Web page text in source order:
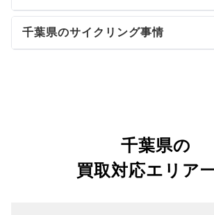
千葉県のサイクリング事情
千葉県の
買取対応エリア